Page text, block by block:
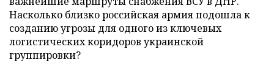
Насколько близко российская армия подошла к
созданию угрозы для одного из ключевых
логистических коридоров украинской
группировки?